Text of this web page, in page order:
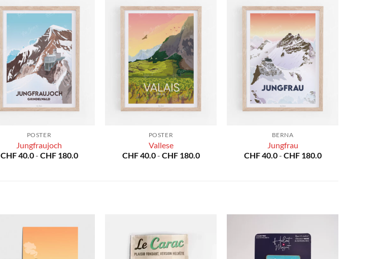
POSTER
Jungfraujoch
CHF40.0- CHF180.0Fascia
POSTER
Vallese
CHF40.0- CHF180.0Fascia
BERNA
Jungfrau
CHF40.0- CHF180.0Fascia